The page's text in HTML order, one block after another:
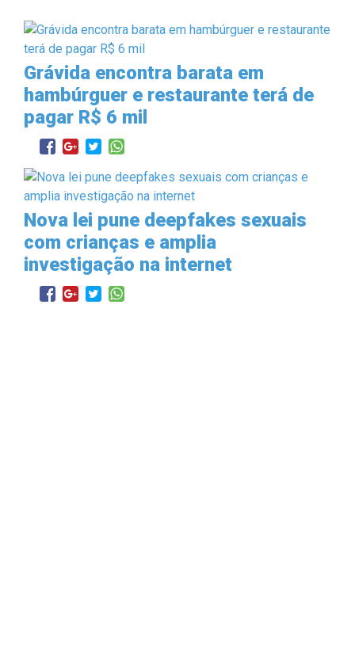
Grávida encontra barata em
hambúrguer e restaurante terá de
pagar R$ 6 mil
Nova lei pune deepfakes sexuais
com crianças e amplia
investigação na internet